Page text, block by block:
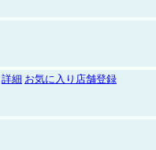
詳細 お気に入り店舗登録